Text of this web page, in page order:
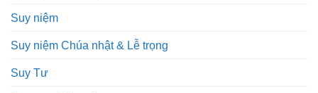
Suy niệm
Suy niệm Chúa nhật & Lễ trọng
Suy Tư